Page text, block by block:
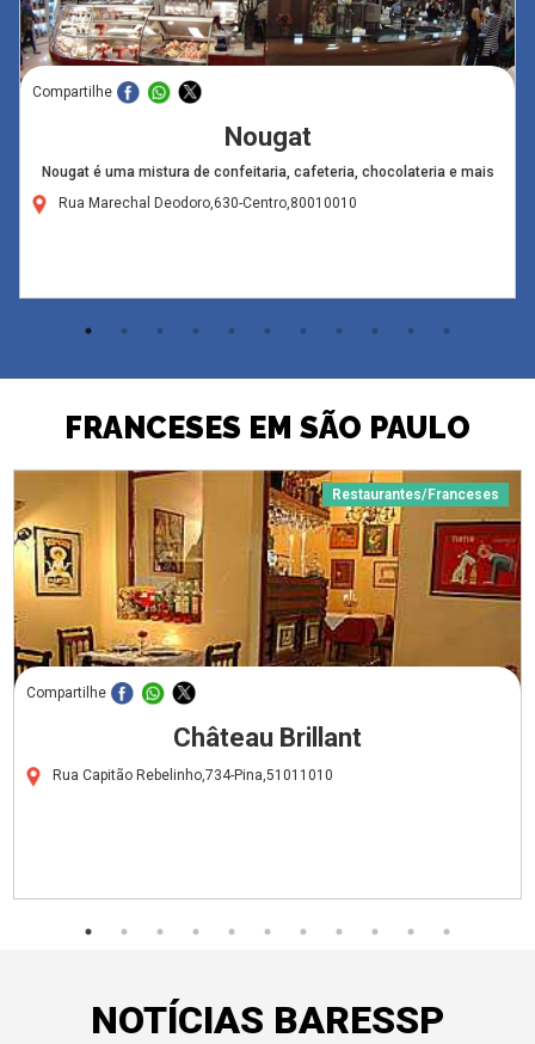
Compartilhe
Nougat
Nougat é uma mistura de confeitaria, cafeteria, chocolateria e mais
Rua Marechal Deodoro,630-Centro,80010010
FRANCESES EM SÃO PAULO
Restaurantes/Franceses
Compartilhe
Château Brillant
Rua Capitão Rebelinho,734-Pina,51011010
NOTÍCIAS BARESSP